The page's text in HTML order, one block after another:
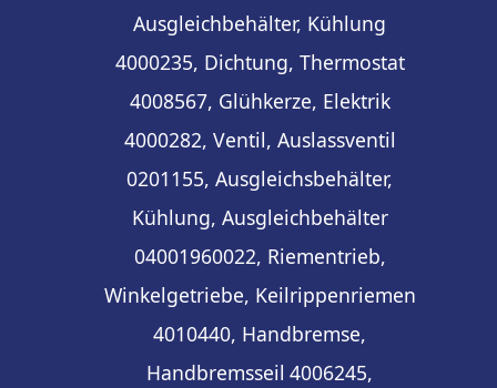
Ausgleichbehälter, Kühlung
4000235, Dichtung, Thermostat
4008567, Glühkerze, Elektrik
4000282, Ventil, Auslassventil
0201155, Ausgleichsbehälter,
Kühlung, Ausgleichbehälter
04001960022, Riementrieb,
Winkelgetriebe, Keilrippenriemen
4010440, Handbremse,
Handbremsseil 4006245,